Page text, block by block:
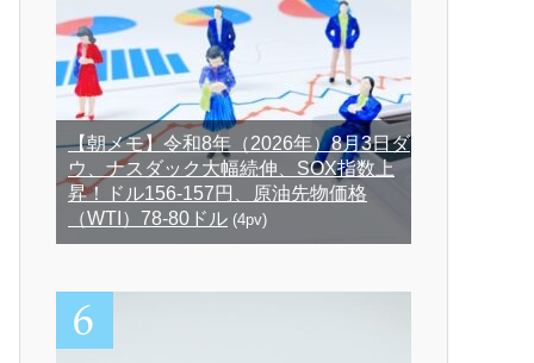
【朝メモ】令和8年（2026年）8月3日ダ
ウ、ナスダック大幅続伸、SOX指数上
昇！ドル156-157円、原油先物価格
（WTI）78-80ドル (4pv)